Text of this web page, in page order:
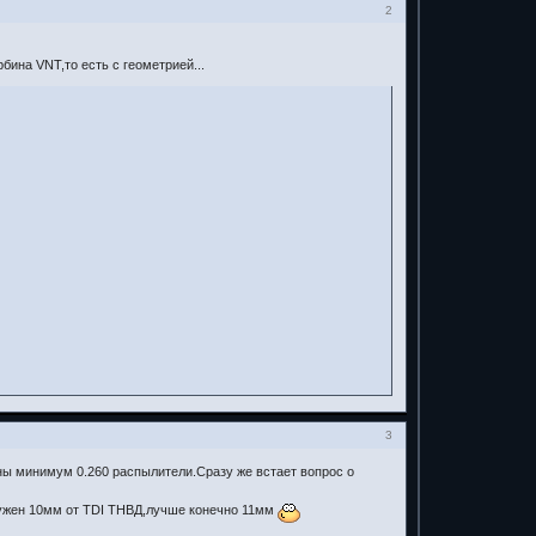
2
VNT,то есть с геометрией...
3
минимум 0.260 распылители.Сразу же встает вопрос о
10мм от TDI ТНВД,лучше конечно 11мм